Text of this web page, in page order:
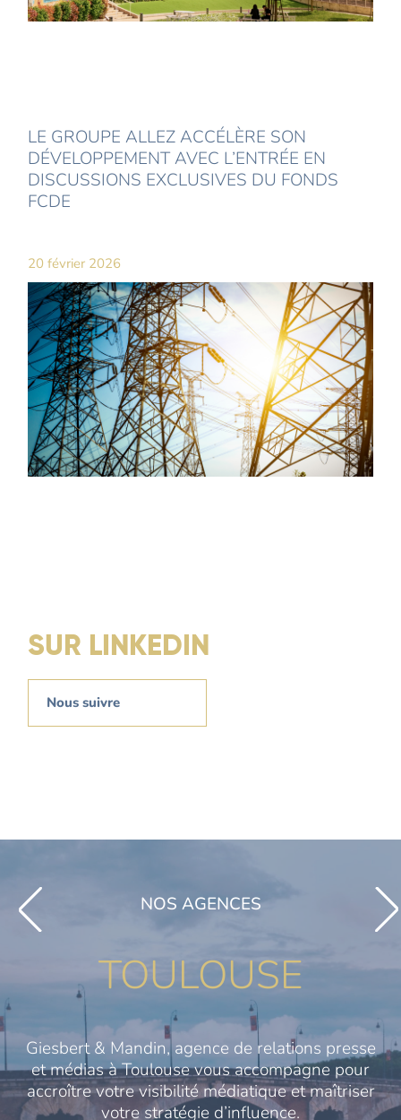
LE GROUPE ALLEZ ACCÉLÈRE SON
DÉVELOPPEMENT AVEC L’ENTRÉE EN
DISCUSSIONS EXCLUSIVES DU FONDS
FCDE
20 février 2026
SUR LINKEDIN
Nous suivre
NOS AGENCES
TOULOUSE
Giesbert & Mandin, agence de relations presse
et médias à Toulouse vous accompagne pour
accroître votre visibilité médiatique et maîtriser
votre stratégie d’influence.